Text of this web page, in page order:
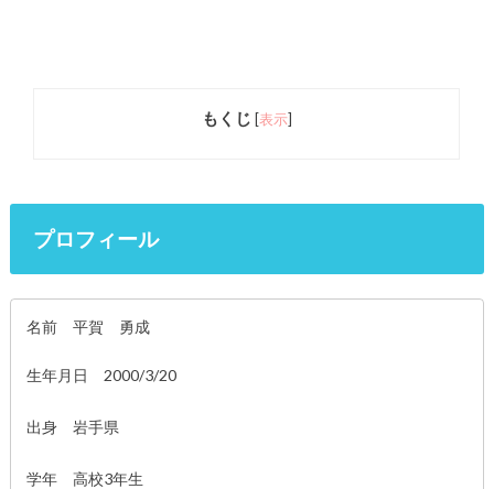
もくじ [表示]
プロフィール
名前 平賀 勇成
生年月日 2000/3/20
出身 岩手県
学年 高校3年生